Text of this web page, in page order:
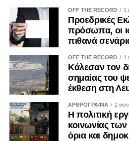
αποσπάσματα και χορηγούμενες
αναπαράγουν για μεγάλο χρονικό
περιορισμένη δράση,
αποδοχής. Ο Κανονισμός (ΕΕ)
και τη στόχευση της πολιτικής
εφαρμόζεται κατά το μεγαλύτερο
του πολιτικού διαφημιστικού
γνωστοποίησης του
ανάρτηση κοινωνικού φορέα δεν
OFF THE RECORD 1
Προεδρικές
πρόσωπα, οι
πιθανά
OFF THE RECORD 1
Κάλεσαν τον
σημαίας του
έκθεση στη
ΑΡΘΡΟΓΡΑΦΙΑ 2
Η πολιτική
κοινωνίας
όρια και